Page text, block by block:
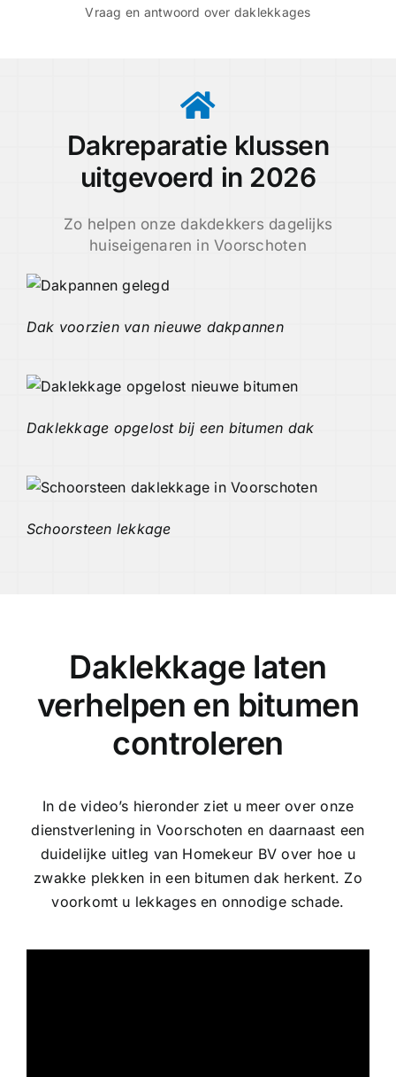
Vraag en antwoord over daklekkages
Dakreparatie klussen
uitgevoerd in 2026
Zo helpen onze dakdekkers dagelijks
huiseigenaren in Voorschoten
Dak voorzien van nieuwe dakpannen
Daklekkage opgelost bij een bitumen dak
Schoorsteen lekkage
Daklekkage laten
verhelpen en bitumen
controleren
In de video’s hieronder ziet u meer over onze
dienstverlening in Voorschoten en daarnaast een
duidelijke uitleg van Homekeur BV over hoe u
zwakke plekken in een bitumen dak herkent. Zo
voorkomt u lekkages en onnodige schade.